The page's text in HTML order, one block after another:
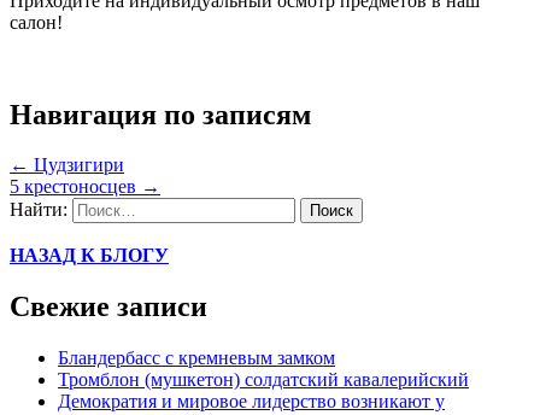
салон!
Навигация по записям
← Цудзигири
5 крестоносцев →
Найти:
НАЗАД К БЛОГУ
Свежие записи
Бландербасс с кремневым замком
Тромблон (мушкетон) солдатский кавалерийский
Демократия и мировое лидерство возникают у